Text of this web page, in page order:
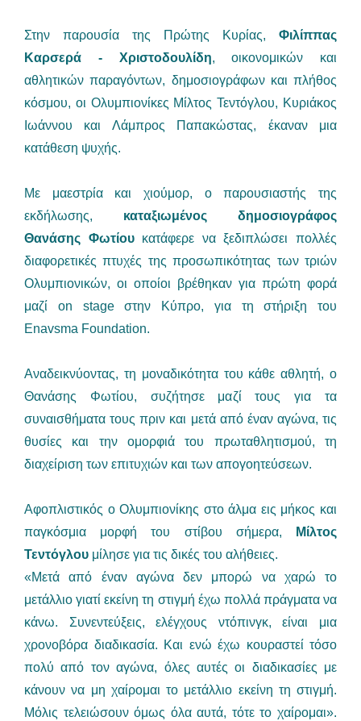
Στην παρουσία της Πρώτης Κυρίας, Φιλίππας
Καρσερά - Χριστοδουλίδη, οικονομικών και
αθλητικών παραγόντων, δημοσιογράφων και πλήθος
κόσμου, οι Ολυμπιονίκες Μίλτος Τεντόγλου, Κυριάκος
Ιωάννου και Λάμπρος Παπακώστας, έκαναν μια
κατάθεση ψυχής.
Με μαεστρία και χιούμορ, ο παρουσιαστής της
εκδήλωσης, καταξιωμένος δημοσιογράφος
Θανάσης Φωτίουκατάφερε να ξεδιπλώσει πολλές
διαφορετικές πτυχές της προσωπικότητας των τριών
Ολυμπιονικών, οι οποίοι βρέθηκαν για πρώτη φορά
μαζί on stage στην Κύπρο, για τη στήριξη του
Enavsma Foundation.
Αναδεικνύοντας, τη μοναδικότητα του κάθε αθλητή, ο
Θανάσης Φωτίου, συζήτησε μαζί τους για τα
συναισθήματα τους πριν και μετά από έναν αγώνα, τις
θυσίες και την ομορφιά του πρωταθλητισμού, τη
διαχείριση των επιτυχιών και των απογοητεύσεων.
Αφοπλιστικός ο Ολυμπιονίκης στο άλμα εις μήκος και
παγκόσμια μορφή του στίβου σήμερα,
Μίλτος
Τεντόγλου μίλησε για τις δικές του αλήθειες.
«Μετά από έναν αγώνα δεν μπορώ να χαρώ το
μετάλλιο γιατί εκείνη τη στιγμή έχω πολλά πράγματα να
κάνω. Συνεντεύξεις, ελέγχους ντόπινγκ, είναι μια
χρονοβόρα διαδικασία. Και ενώ έχω κουραστεί τόσο
πολύ από τον αγώνα, όλες αυτές οι διαδικασίες με
κάνουν να μη χαίρομαι το μετάλλιο εκείνη τη στιγμή.
Μόλις τελειώσουν όμως όλα αυτά, τότε το χαίρομαι».